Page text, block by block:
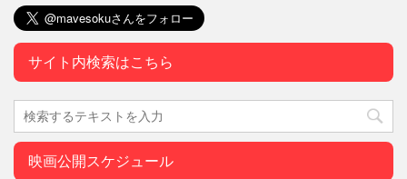
サイト内検索はこちら
映画公開スケジュール